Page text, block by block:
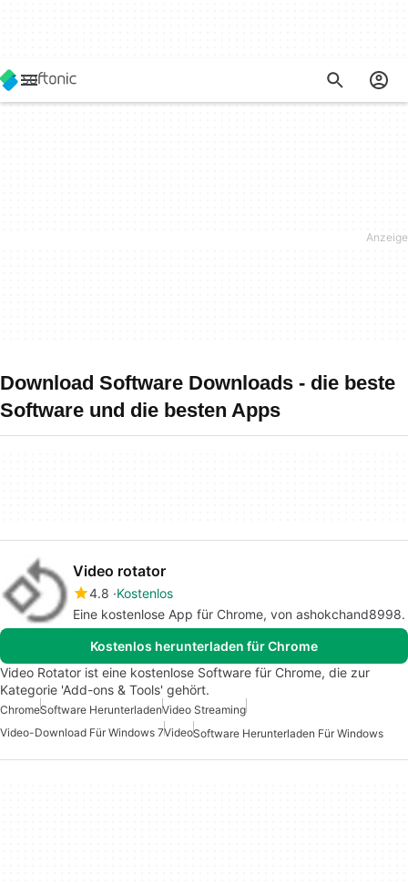
Download Software Downloads - die beste
Software und die besten Apps
Video rotator
4.8 Kostenlos
Eine kostenlose App für Chrome, von ashokchand8998.
Kostenlos herunterladen für Chrome
Video Rotator ist eine kostenlose Software für Chrome, die zur
Kategorie 'Add-ons & Tools' gehört.
ChromeSoftware HerunterladenVideo Streaming
Video-Download Für Windows 7VideoSoftware Herunterladen Für Windows